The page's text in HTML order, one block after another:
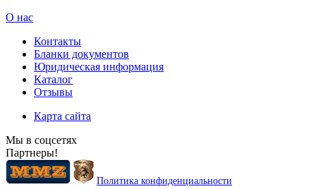
О нас
Контакты
Бланки документов
Юридическая информация
Каталог
Отзывы
Карта сайта
Мы в соцсетях
Партнеры!
Политика конфиденциальности